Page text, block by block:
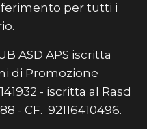
per tutti i
ASD APS iscritta
di Promozione
- iscritta al Rasd
- CF. 92116410496.